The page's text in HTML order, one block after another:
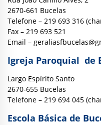
2670-661 Bucelas
Telefone – 219 693 316
Fax – 219 693 521
Email –
Igreja Paroquial de
Largo Espírito Santo
2670-655 Bucelas
Telefone – 219 694 045
Escola Básica de